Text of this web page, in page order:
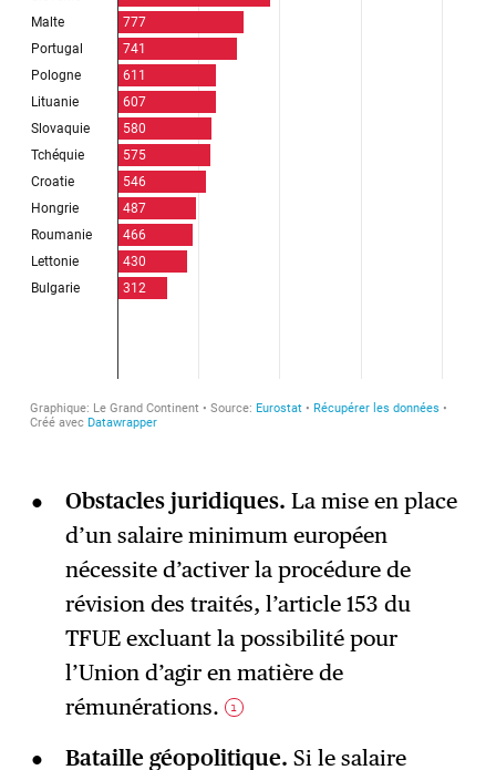
Obstacles juridiques. La mise en place
d’un salaire minimum européen
nécessite d’activer la procédure de
révision des traités, l’article 153 du
TFUE excluant la possibilité pour
l’Union d’agir en matière de
rémunérations.
1
Bataille géopolitique. Si le salaire